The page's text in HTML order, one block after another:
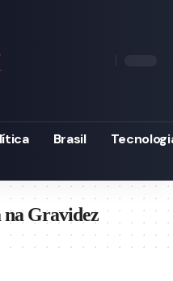
Brasil
Gravidez